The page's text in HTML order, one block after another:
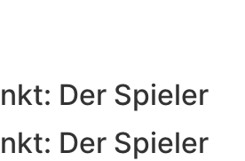
Der Spieler
Der Spieler